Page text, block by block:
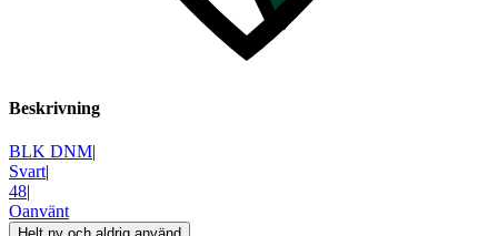
Beskrivning
BLK DNM|
Svart|
48|
Oanvänt